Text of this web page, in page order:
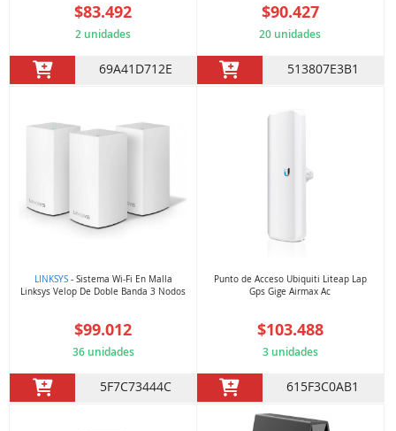
$83.492
2 unidades
69A41D712E
$90.427
20 unidades
513807E3B1
LINKSYS- Sistema Wi-Fi En Malla
Linksys Velop De Doble Banda 3 Nodos
$99.012
36 unidades
5F7C73444C
Punto de Acceso Ubiquiti Liteap Lap
Gps Gige Airmax Ac
$103.488
3 unidades
615F3C0AB1